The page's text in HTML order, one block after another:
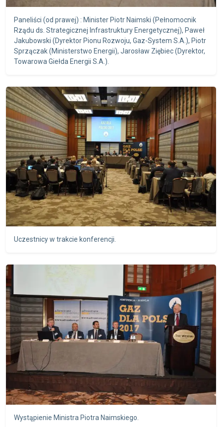
Paneliści (od prawej) : Minister Piotr Naimski (Pełnomocnik
Rządu ds. Strategicznej Infrastruktury Energetycznej), Paweł
Jakubowski (Dyrektor Pionu Rozwoju, Gaz-System S.A.), Piotr
Sprzączak (Ministerstwo Energii), Jarosław Ziębiec (Dyrektor,
Towarowa Giełda Energii S.A.).
Uczestnicy w trakcie konferencji.
Wystąpienie Ministra Piotra Naimskiego.